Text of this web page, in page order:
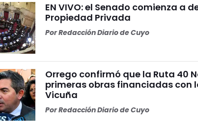
EN VIVO: el Senado comienza a
Propiedad Privada
PorRedacción Diario de Cuyo
Orrego confirmó que la Ruta 40
primeras obras financiadas con
Vicuña
PorRedacción Diario de Cuyo